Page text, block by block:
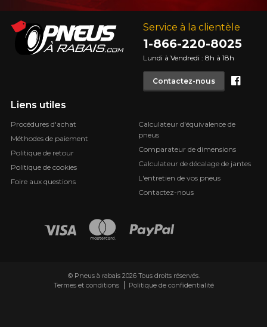
Service à la clientèle
1-866-220-8025
Lundi à Vendredi : 8h à 18h
Contactez-nous
Liens utiles
Procédures d'achat
Méthodes de paiement
Politique de retour
Politique de cookies
Foire aux questions
Calculateur d'équivalence de
pneus
Comparateur de dimensions
Calculateur de décalage de jantes
L'entretien de vos pneus
Contactez-nous
© Pneus à rabais 2026 Tous droits réservés.
Termes et conditions
Politique de confidentialité